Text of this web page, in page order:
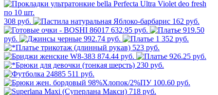
308 руб.
162 руб.
632.95 руб.
919.50
руб.
992.74 руб.
1 352 руб.
523 руб.
874.44 руб.
926.25 руб.
230 руб.
511 руб.
100.60 руб.
718 руб.